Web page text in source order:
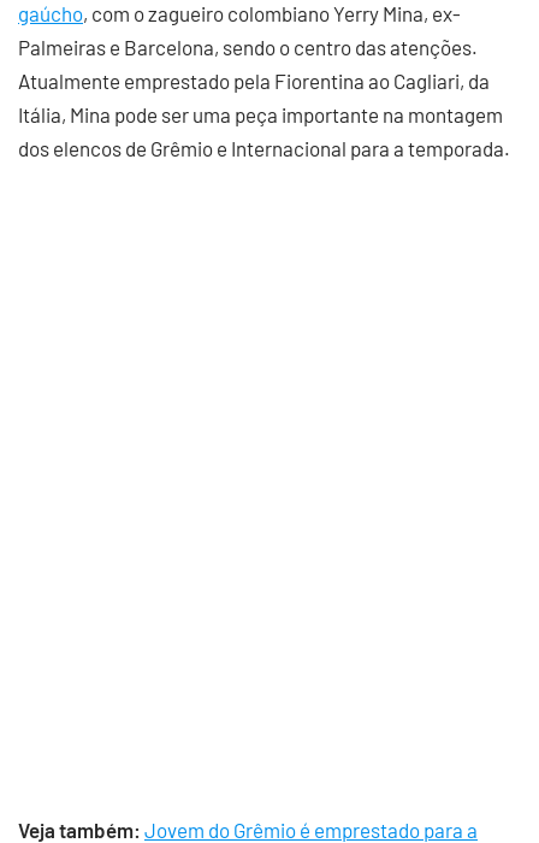
gaúcho, com o zagueiro colombiano Yerry Mina, ex-
Palmeiras e Barcelona, sendo o centro das atenções.
Atualmente emprestado pela Fiorentina ao Cagliari, da
Itália, Mina pode ser uma peça importante na montagem
dos elencos de Grêmio e Internacional para a temporada.
Veja também: Jovem do Grêmio é emprestado para a